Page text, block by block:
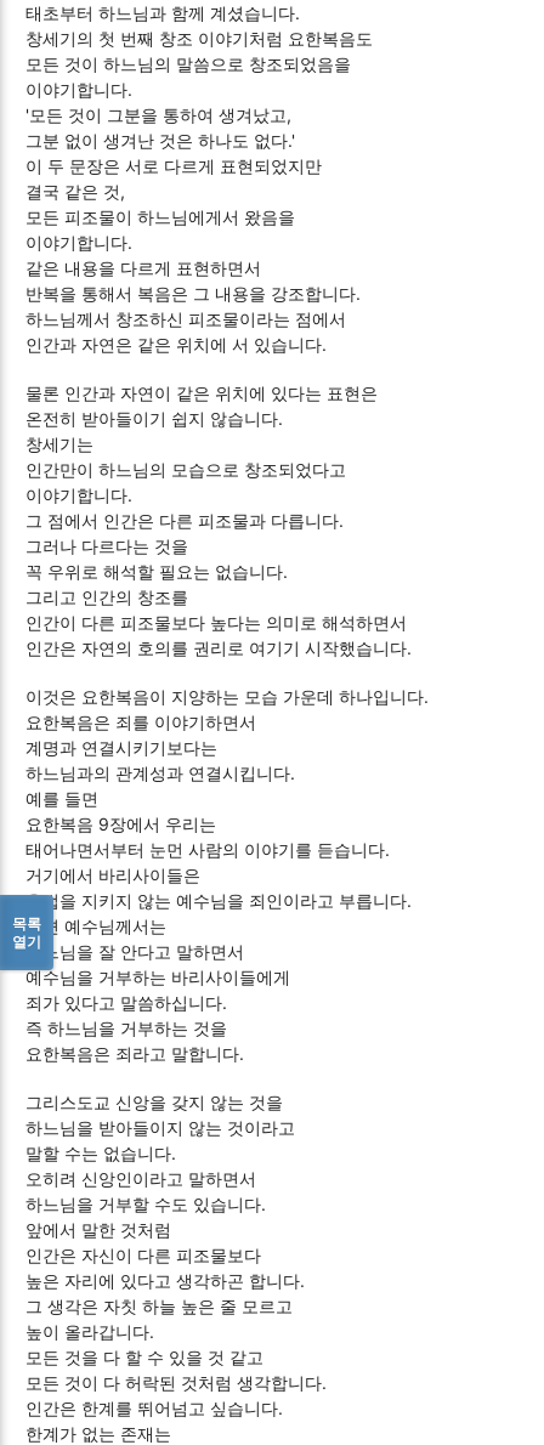
태초부터 하느님과 함께 계셨습니다.
창세기의 첫 번째 창조 이야기처럼 요한복음도
모든 것이 하느님의 말씀으로 창조되었음을
이야기합니다.
'모든 것이 그분을 통하여 생겨났고,
그분 없이 생겨난 것은 하나도 없다.'
이 두 문장은 서로 다르게 표현되었지만
결국 같은 것,
모든 피조물이 하느님에게서 왔음을
이야기합니다.
같은 내용을 다르게 표현하면서
반복을 통해서 복음은 그 내용을 강조합니다.
하느님께서 창조하신 피조물이라는 점에서
인간과 자연은 같은 위치에 서 있습니다.
물론 인간과 자연이 같은 위치에 있다는 표현은
온전히 받아들이기 쉽지 않습니다.
창세기는
인간만이 하느님의 모습으로 창조되었다고
이야기합니다.
그 점에서 인간은 다른 피조물과 다릅니다.
그러나 다르다는 것을
꼭 우위로 해석할 필요는 없습니다.
그리고 인간의 창조를
인간이 다른 피조물보다 높다는 의미로 해석하면서
인간은 자연의 호의를 권리로 여기기 시작했습니다.
이것은 요한복음이 지양하는 모습 가운데 하나입니다.
요한복음은 죄를 이야기하면서
계명과 연결시키기보다는
하느님과의 관계성과 연결시킵니다.
예를 들면
요한복음 9장에서 우리는
태어나면서부터 눈먼 사람의 이야기를 듣습니다.
거기에서 바리사이들은
율법을 지키지 않는 예수님을 죄인이라고 부릅니다.
반면 예수님께서는
하느님을 잘 안다고 말하면서
예수님을 거부하는 바리사이들에게
죄가 있다고 말씀하십니다.
즉 하느님을 거부하는 것을
요한복음은 죄라고 말합니다.
그리스도교 신앙을 갖지 않는 것을
하느님을 받아들이지 않는 것이라고
말할 수는 없습니다.
오히려 신앙인이라고 말하면서
하느님을 거부할 수도 있습니다.
앞에서 말한 것처럼
인간은 자신이 다른 피조물보다
높은 자리에 있다고 생각하곤 합니다.
그 생각은 자칫 하늘 높은 줄 모르고
높이 올라갑니다.
모든 것을 다 할 수 있을 것 같고
모든 것이 다 허락된 것처럼 생각합니다.
인간은 한계를 뛰어넘고 싶습니다.
한계가 없는 존재는
목록
열기